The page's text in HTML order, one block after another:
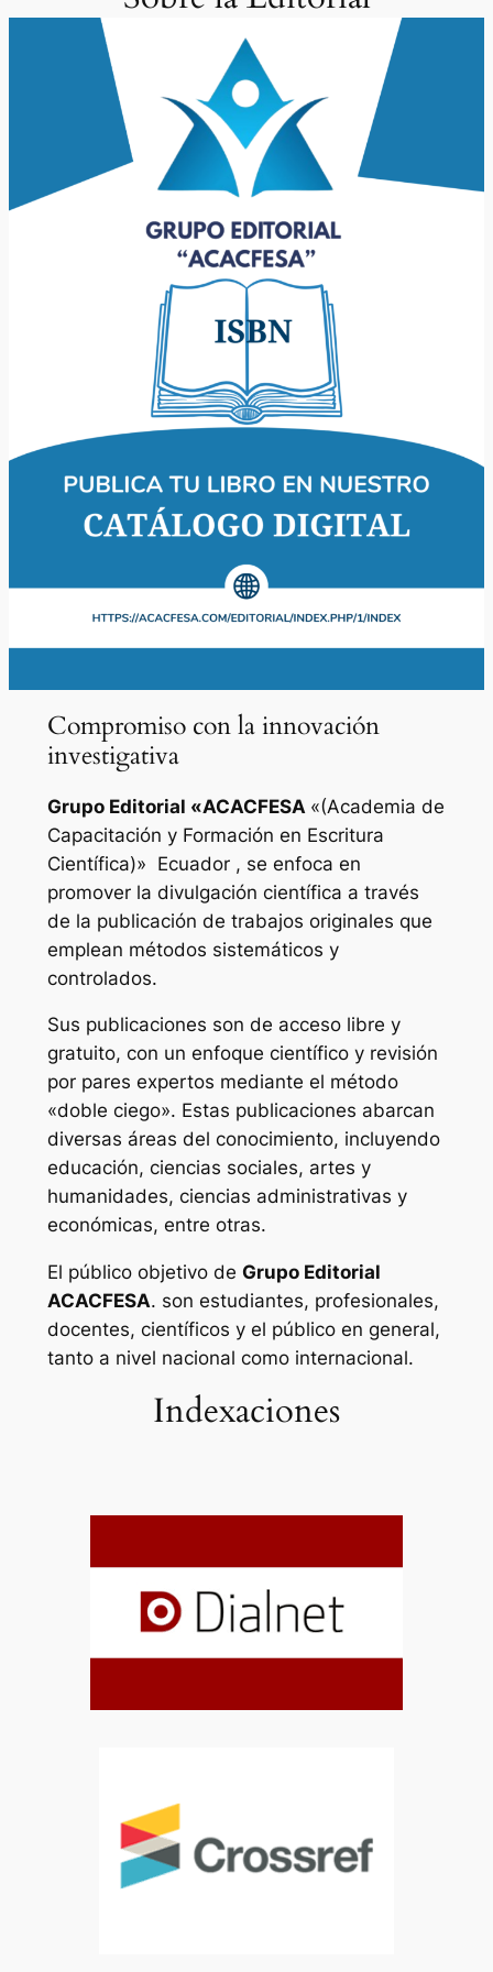
Compromiso con la innovación
investigativa
Grupo Editorial «ACACFESA «(Academia de
Capacitación y Formación en Escritura
Científica)» Ecuador , se enfoca en
promover la divulgación científica a través
de la publicación de trabajos originales que
emplean métodos sistemáticos y
controlados.
Sus publicaciones son de acceso libre y
gratuito, con un enfoque científico y revisión
por pares expertos mediante el método
«doble ciego». Estas publicaciones abarcan
diversas áreas del conocimiento, incluyendo
educación, ciencias sociales, artes y
humanidades, ciencias administrativas y
económicas, entre otras.
El público objetivo de Grupo Editorial
ACACFESA. son estudiantes, profesionales,
docentes, científicos y el público en general,
tanto a nivel nacional como internacional.
Indexaciones